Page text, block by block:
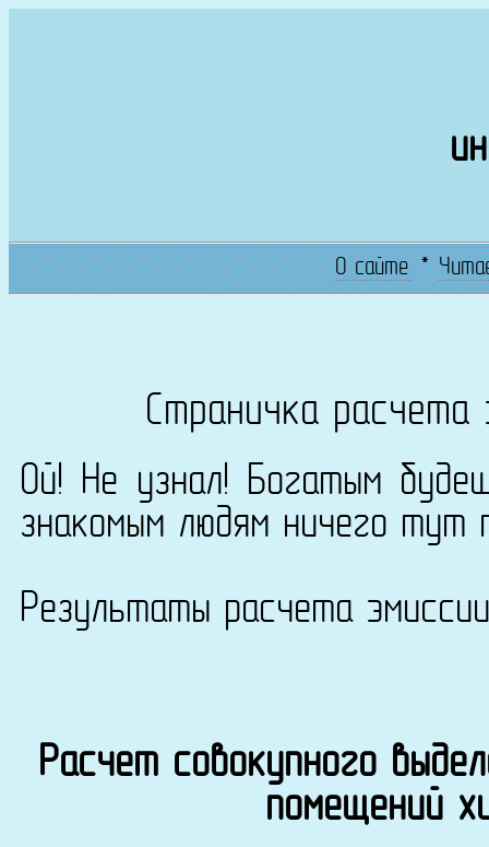
О сайте*
Страничка
Ой! Не узнал! Богатым
знакомым людям ничего тут
Результаты расчета
Расчет совокупного
помещений